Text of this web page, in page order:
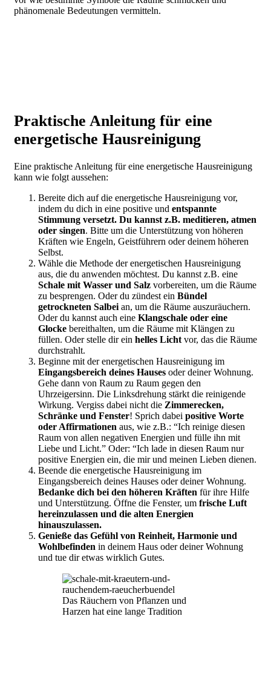
phänomenale Bedeutungen vermitteln.
Praktische Anleitung für eine
energetische Hausreinigung
Eine praktische Anleitung für eine energetische Hausreinigung
kann wie folgt aussehen:
Bereite dich auf die energetische Hausreinigung vor,
indem du dich in eine positive und entspannte
Stimmung versetzt. Du kannst z.B. meditieren, atmen
oder singen. Bitte um die Unterstützung von höheren
Kräften wie Engeln, Geistführern oder deinem höheren
Selbst.
Wähle die Methode der energetischen Hausreinigung
aus, die du anwenden möchtest. Du kannst z.B. eine
Schale mit Wasser und Salz vorbereiten, um die Räume
zu besprengen. Oder du zündest ein Bündel
getrockneten Salbei an, um die Räume auszuräuchern.
Oder du kannst auch eine Klangschale oder eine
Glocke bereithalten, um die Räume mit Klängen zu
füllen. Oder stelle dir ein helles Licht vor, das die Räume
durchstrahlt.
Beginne mit der energetischen Hausreinigung im
Eingangsbereich deines Hauses oder deiner Wohnung.
Gehe dann von Raum zu Raum gegen den
Uhrzeigersinn. Die Linksdrehung stärkt die reinigende
Wirkung. Vergiss dabei nicht die Zimmerecken,
Schränke und Fenster! Sprich dabei positive Worte
oder Affirmationen aus, wie z.B.: “Ich reinige diesen
Raum von allen negativen Energien und fülle ihn mit
Liebe und Licht.” Oder: “Ich lade in diesen Raum nur
positive Energien ein, die mir und meinen Lieben dienen.
Beende die energetische Hausreinigung im
Eingangsbereich deines Hauses oder deiner Wohnung.
Bedanke dich bei den höheren Kräften für ihre Hilfe
und Unterstützung. Öffne die Fenster, um frische Luft
hereinzulassen und die alten Energien
hinauszulassen.
Genieße das Gefühl von Reinheit, Harmonie und
Wohlbefinden in deinem Haus oder deiner Wohnung
und tue dir etwas wirklich Gutes.
Das Räuchern von Pflanzen und
Harzen hat eine lange Tradition